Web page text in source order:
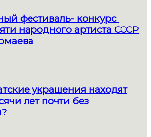
фестиваль- конкурс
народного артиста СССР
украшения находят
лет почти без